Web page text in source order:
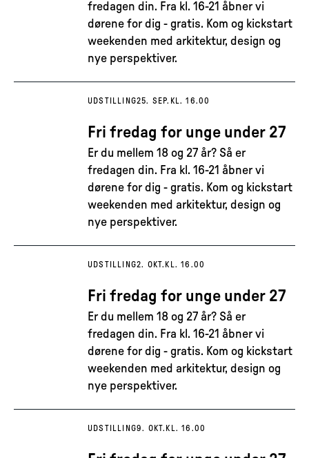
fredagen din. Fra kl. 16-21 åbner vi
dørene for dig - gratis. Kom og kickstart
weekenden med arkitektur, design og
nye perspektiver.
UDSTILLING25. SEP. KL. 16.00
Fri fredag for unge under 27
Er du mellem 18 og 27 år? Så er
fredagen din. Fra kl. 16-21 åbner vi
dørene for dig - gratis. Kom og kickstart
weekenden med arkitektur, design og
nye perspektiver.
UDSTILLING2. OKT. KL. 16.00
Fri fredag for unge under 27
Er du mellem 18 og 27 år? Så er
fredagen din. Fra kl. 16-21 åbner vi
dørene for dig - gratis. Kom og kickstart
weekenden med arkitektur, design og
nye perspektiver.
UDSTILLING9. OKT. KL. 16.00